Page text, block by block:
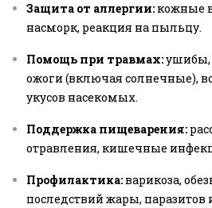
Защита от аллергии: кожные
насморк, реакция на пыльцу.
Помощь при травмах:ушибы,
ожоги (включая солнечные),
укусов насекомых.
Поддержка пищеварения:
отравления, кишечные
Профилактика:варикоза,
последствий жары, паразитов